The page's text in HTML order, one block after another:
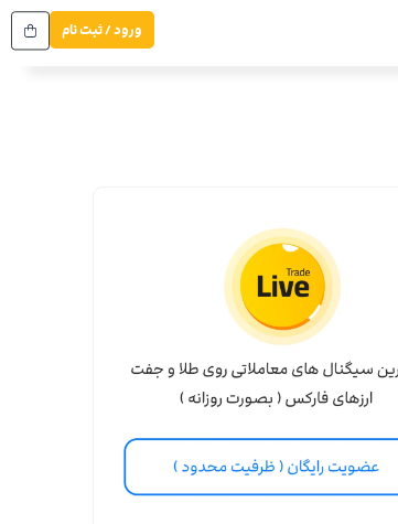
ورود / ثبت نام